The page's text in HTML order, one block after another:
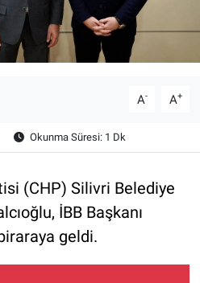
A- A+
Okunma Süresi: 1 Dk
(CHP) Silivri Belediye
İBB Başkanı
geldi.